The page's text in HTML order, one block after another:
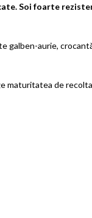
Soi foarte
galben-aurie,
maturitatea de